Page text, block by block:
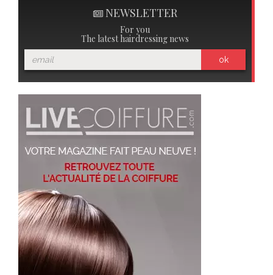
NEWSLETTER
For you
The latest hairdressing news
ok